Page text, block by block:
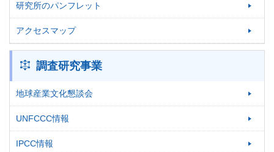
研究所のパンフレット
アクセスマップ
調査研究事業
地球産業文化懇談会
UNFCCC情報
IPCC情報